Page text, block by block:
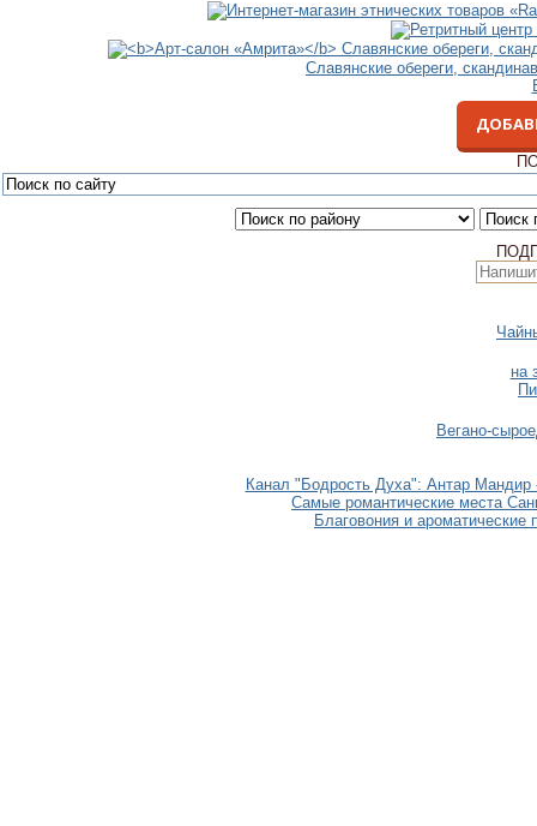
Славянские обереги,
на
Вегано-
Канал "Бодрость Духа": Антар Мандир
Самые романтические места
Благовония и